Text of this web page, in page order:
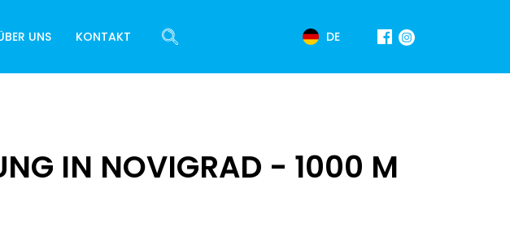
UNS KONTAKT DE
IN NOVIGRAD - 1000 M